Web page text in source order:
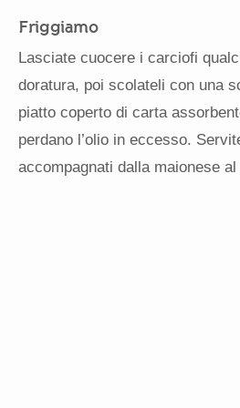
Friggiamo
Lasciate cuocere i carciofi
doratura, poi scolateli con una
piatto coperto di carta
perdano l’olio in eccesso.
accompagnati dalla maionese